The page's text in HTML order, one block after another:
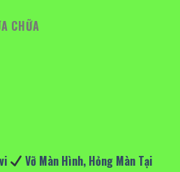
CHỮA
Vỡ Màn Hình, Hỏng Màn Tại